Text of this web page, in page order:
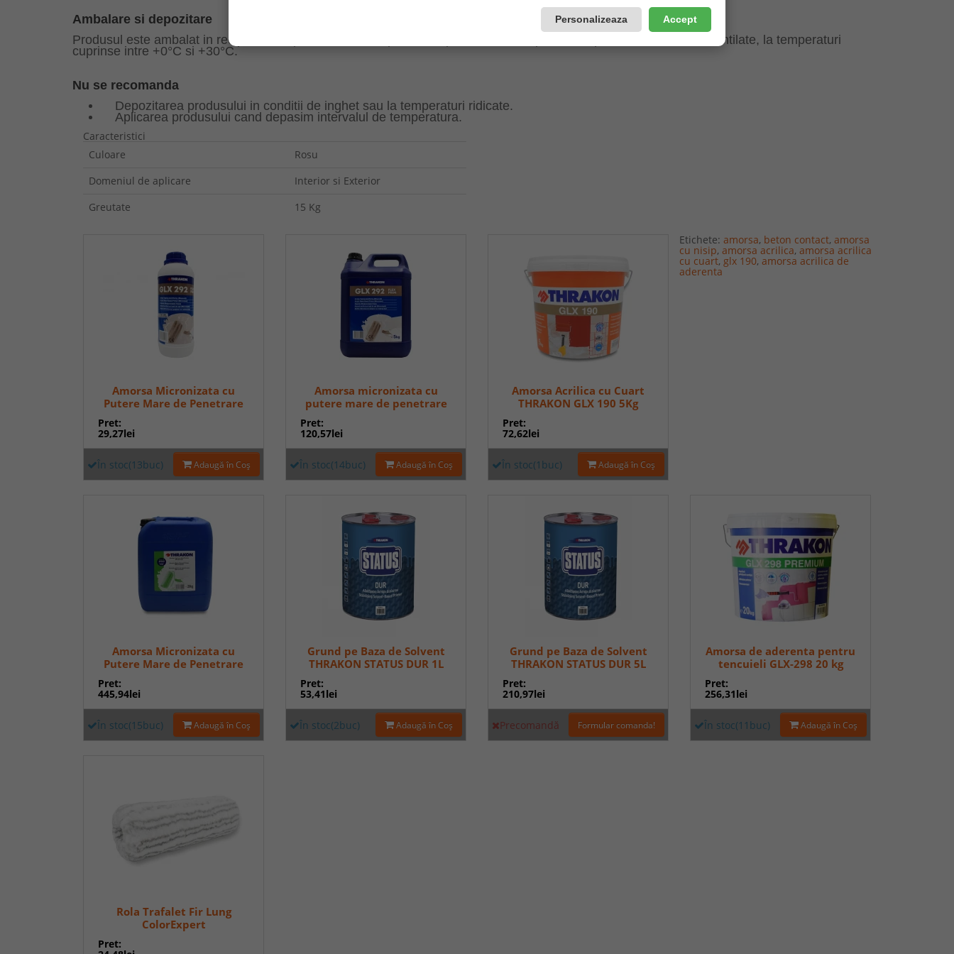
Ambalare si depozitare
Produsul este ambalat in recipiente de plastic si este depozitat timp de 12 luni in spatii de depozitare ermetice si ventilate, la temperaturi
cuprinse intre +0°C si +30°C.
Nu se recomanda
Depozitarea produsului in conditii de inghet sau la temperaturi ridicate.
Aplicarea produsului cand depasim intervalul de temperatura.
Caracteristici
Culoare
Rosu
Domeniul de aplicare
Interior si Exterior
Greutate
15 Kg
Amorsa Micronizata cu
Putere Mare de Penetrare
Pret:
29,27lei
În stoc(13buc) Adaugă în Coş
Amorsa micronizata cu
putere mare de penetrare
Pret:
120,57lei
În stoc(14buc) Adaugă în Coş
Amorsa Acrilica cu Cuart
THRAKON GLX 190 5Kg
Pret:
72,62lei
În stoc(1buc) Adaugă în Coş
Amorsa Micronizata cu
Putere Mare de Penetrare
Pret:
445,94lei
În stoc(15buc) Adaugă în Coş
Grund pe Baza de Solvent
THRAKON STATUS DUR 1L
Pret:
53,41lei
În stoc(2buc) Adaugă în Coş
Grund pe Baza de Solvent
THRAKON STATUS DUR 5L
Pret:
210,97lei
Precomandă Formular comanda!
Amorsa de aderenta pentru
tencuieli GLX-298 20 kg
Pret:
256,31lei
În stoc(11buc) Adaugă în Coş
Rola Trafalet Fir Lung
ColorExpert
Pret:
Etichete: amorsa, beton contact, amorsa
cu nisip, amorsa acrilica, amorsa acrilica
cu cuart, glx 190, amorsa acrilica de
aderenta
Personalizeaza Accept